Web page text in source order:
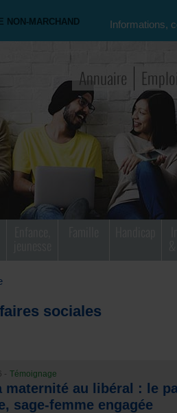
NON-MARCHAND Informations,
Annuaire Emploi
sociales
- Témoignage
maternité au libéral : le
sage-femme engagée